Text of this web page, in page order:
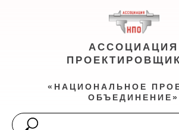
АССОЦИАЦИЯ
«НАЦИОНАЛЬНОЕ
ОБЪЕДИНЕНИЕ»